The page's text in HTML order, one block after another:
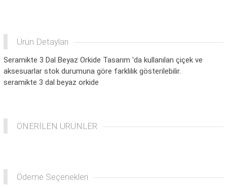
Ürün Detayları
Seramikte 3 Dal Beyaz Orkide Tasarım 'da kullanılan çiçek ve
aksesuarlar stok durumuna göre farklılık gösterilebilir.
seramikte 3 dal beyaz orkide
ÖNERİLEN ÜRÜNLER
Ödeme Seçenekleri